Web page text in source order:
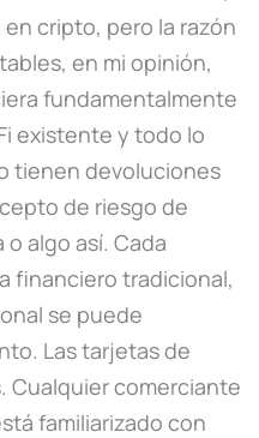
cripto, pero la razón
en mi opinión,
fundamentalmente
existente y todo lo
tienen devoluciones
de riesgo de
algo así. Cada
financiero tradicional,
se puede
Las tarjetas de
Cualquier comerciante
familiarizado con